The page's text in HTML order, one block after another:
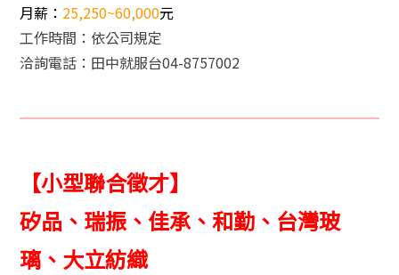
月薪： 25,250~60,000元
工作時間：依公司規定
洽詢電話：田中就服台04-8757002
【小型聯合徵才】
矽品、瑞振、佳承、和勤、台灣玻
璃、大立紡織